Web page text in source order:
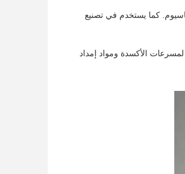
كما يستخدم في تصنيع
الأكسدة ومواد إمداد